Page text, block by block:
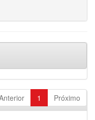
1 Próximo